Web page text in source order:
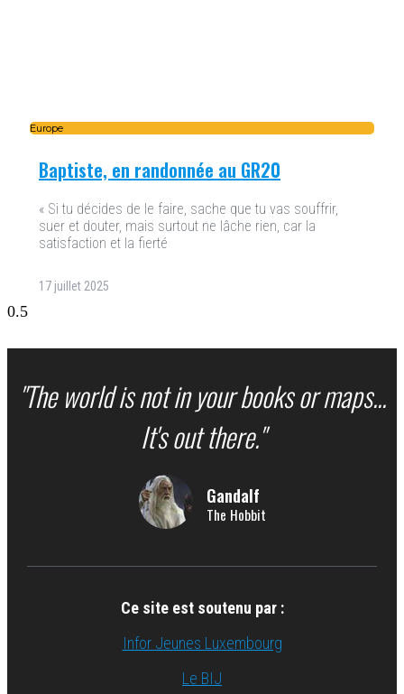
Europe
Baptiste, en randonnée au GR20
« Si tu décides de le faire, sache que tu vas souffrir,
suer et douter, mais surtout ne lâche rien, car la
satisfaction et la fierté
17 juillet 2025
"The world is not in your books or maps...
It's out there."
Gandalf
The Hobbit
Ce site est soutenu par :
Infor Jeunes Luxembourg
Le BIJ